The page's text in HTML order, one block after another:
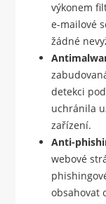
výkonem
e-mailové
žádné
detekci
uchránila
zařízení.
Anti-
webové
obsahovat